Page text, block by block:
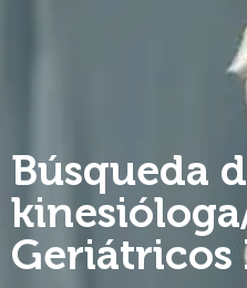
Búsqueda
Geriátricos